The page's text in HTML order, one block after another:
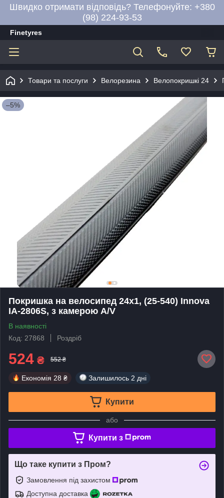
Швидко отримати відповідь? Телефонуйте: +380
(98) 224-93-53
Finetyres
Товари та послуги Велорезина Велопокришкі 24
–5%
Покришка на велосипед 24x1, (25-540) Innova
IA-2806S, з камерою A/V
В наявності
Код: 27868
Роздріб
524 ₴ 552 ₴
Економія 28 ₴ Залишилось 2 дні
Купити
або
Купити з
Що таке купити з Пром?
Замовлення під захистом
Доступна доставка